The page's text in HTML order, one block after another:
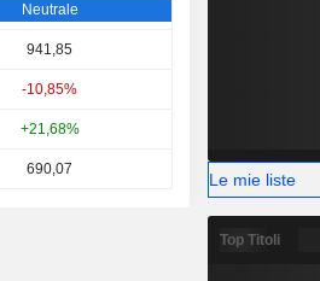
Neutrale
941,85
-10,85%
+21,68%
690,07
Le mie liste
Top Titoli